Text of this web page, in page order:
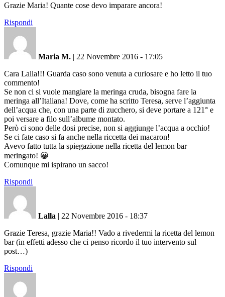
Grazie Maria! Quante cose devo imparare ancora!
Rispondi
Maria M. | 22 Novembre 2016 - 17:05
Cara Lalla!!! Guarda caso sono venuta a curiosare e ho letto il tuo
commento!
Se non ci si vuole mangiare la meringa cruda, bisogna fare la
meringa all’Italiana! Dove, come ha scritto Teresa, serve l’aggiunta
dell’acqua che, con una parte di zucchero, si deve portare a 121° e
poi versare a filo sull’albume montato.
Però ci sono delle dosi precise, non si aggiunge l’acqua a occhio!
Se ci fate caso si fa anche nella riccetta dei macaron!
Avevo fatto tutta la spiegazione nella ricetta del lemon bar
meringato! 😀
Comunque mi ispirano un sacco!
Rispondi
Lalla | 22 Novembre 2016 - 18:37
Grazie Teresa, grazie Maria!! Vado a rivedermi la ricetta del lemon
bar (in effetti adesso che ci penso ricordo il tuo intervento sul
post…)
Rispondi